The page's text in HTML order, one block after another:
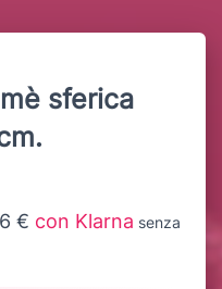
sferica
€ con Klarna senza